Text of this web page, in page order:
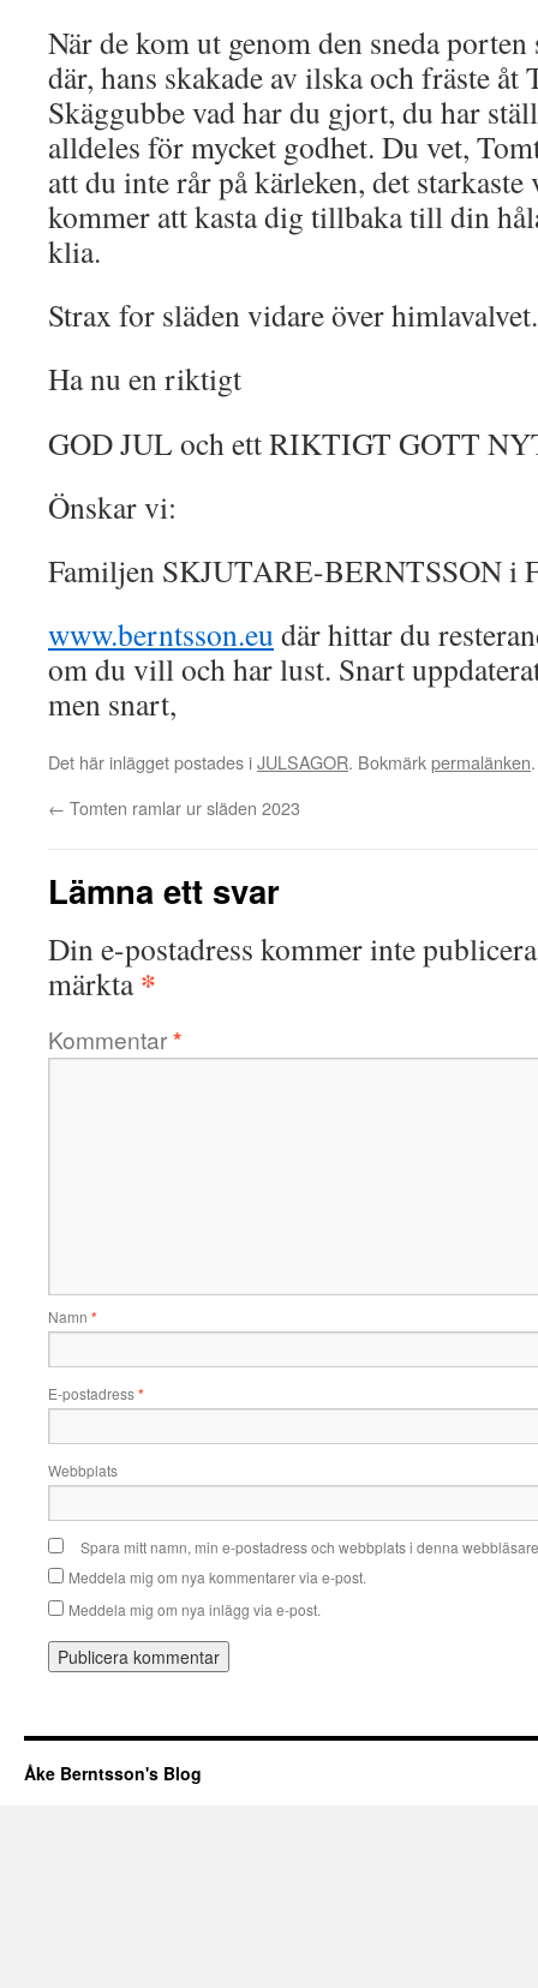
När de kom ut genom den sneda
där, hans skakade av ilska och fräste åt
Skäggubbe vad har du gjort, du har
alldeles för mycket godhet. Du vet,
att du inte rår på kärleken, det starkaste
kommer att kasta dig tillbaka till din
klia.
Strax for släden vidare över
Ha nu en riktigt
GOD JUL och ett RIKTIGT GOTT
Önskar vi:
Familjen SKJUTARE-BERNTSSON i
www.berntsson.eu där hittar du
om du vill och har lust. Snart
men snart,
Det här inlägget postades iJULSAGOR. Bokmärkpermalänken.
← Tomten ramlar ur släden 2023
Lämna ett svar
Din e-postadress kommer inte
märkta*
Kommentar*
Namn *
E-postadress*
Webbplats
Spara mitt namn, min e-postadress och webbplats i denna
Meddela mig om nya kommentarer via e-post.
Meddela mig om nya inlägg via e-post.
Åke Berntsson's Blog